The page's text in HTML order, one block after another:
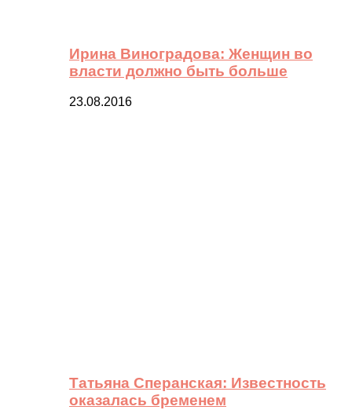
Ирина Виноградова: Женщин во
власти должно быть больше
23.08.2016
Татьяна Сперанская: Известность
оказалась бременем